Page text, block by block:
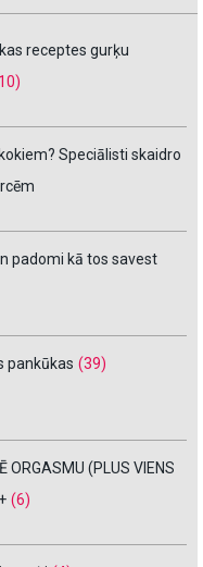
receptes gurķu
Speciālisti skaidro
padomi kā tos savest
pankūkas (39)
ORGASMU (PLUS VIENS
(6)